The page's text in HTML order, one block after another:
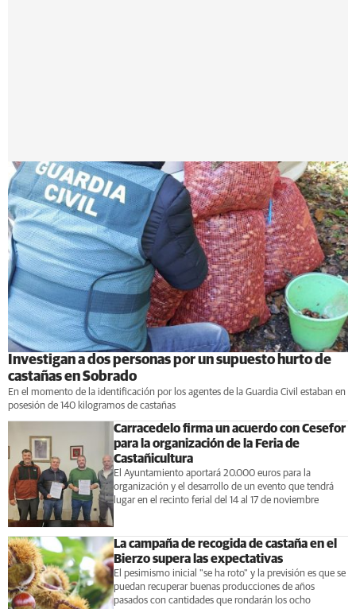
Investigan a dos personas por un supuesto hurto de
castañas en Sobrado
En el momento de la identificación por los agentes de la Guardia Civil estaban en
posesión de 140 kilogramos de castañas
Carracedelo firma un acuerdo con Cesefor
para la organización de la Feria de
Castañicultura
El Ayuntamiento aportará 20.000 euros para la
organización y el desarrollo de un evento que tendrá
lugar en el recinto ferial del 14 al 17 de noviembre
La campaña de recogida de castaña en el
Bierzo supera las expectativas
El pesimismo inicial "se ha roto" y la previsión es que se
puedan recuperar buenas producciones de años
pasados con cantidades que rondarán los ocho